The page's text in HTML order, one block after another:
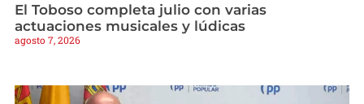
El Toboso completa julio con varias
actuaciones musicales y lúdicas
agosto 7, 2026